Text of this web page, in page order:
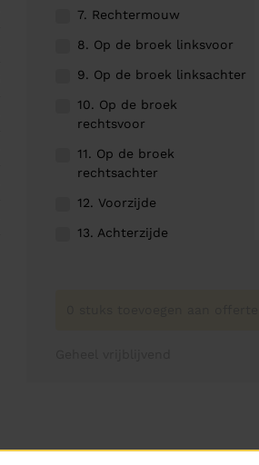
7. Rechtermouw
8. Op de broek linksvoor
9. Op de broek linksachter
10. Op de broek
rechtsvoor
11. Op de broek
rechtsachter
12. Voorzijde
13. Achterzijde